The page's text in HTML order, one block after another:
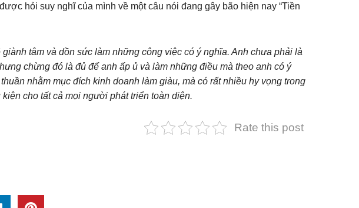
hỏi suy nghĩ của mình về một câu nói đang gây bão hiện nay “Tiền
tâm và dồn sức làm những công việc có ý nghĩa. Anh chưa phải là
chừng đó là đủ để anh ấp ủ và làm những điều mà theo anh có ý
nhằm mục đích kinh doanh làm giàu, mà có rất nhiều hy vọng trong
cho tất cả mọi người phát triển toàn diện.
Rate this post